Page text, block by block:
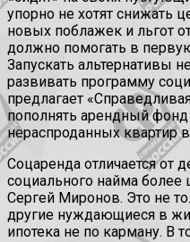
упорно не хотят снижать
новых поблажек и льгот
должно помогать в
Запускать альтернативы
развивать программу
предлагает
пополнять арендный
нераспроданных квартир
Соцаренда отличается
социального найма
Сергей Миронов. Это не
другие нуждающиеся в
ипотека не по карману. В